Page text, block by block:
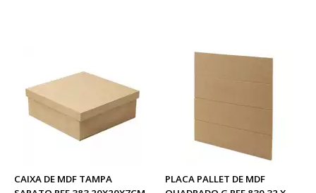
CAIXA DE MDF TAMPA
PLACA PALLET DE MDF